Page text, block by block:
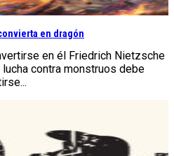
en dragón
en él Friedrich Nietzsche
contra monstruos debe